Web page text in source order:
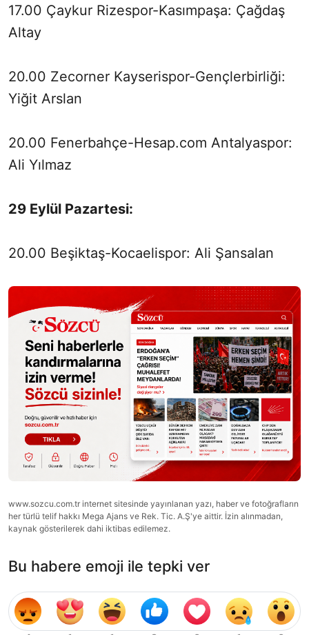
17.00 Çaykur Rizespor-Kasımpaşa: Çağdaş
Altay
20.00 Zecorner Kayserispor-Gençlerbirliği:
Yiğit Arslan
20.00 Fenerbahçe-Hesap.com Antalyaspor:
Ali Yılmaz
29 Eylül Pazartesi:
20.00 Beşiktaş-Kocaelispor: Ali Şansalan
www.sozcu.com.tr internet sitesinde yayınlanan yazı, haber ve fotoğrafların
her türlü telif hakkı Mega Ajans ve Rek. Tic. A.Ş'ye aittir. İzin alınmadan,
kaynak gösterilerek dahi iktibas edilemez.
Bu habere emoji ile tepki ver